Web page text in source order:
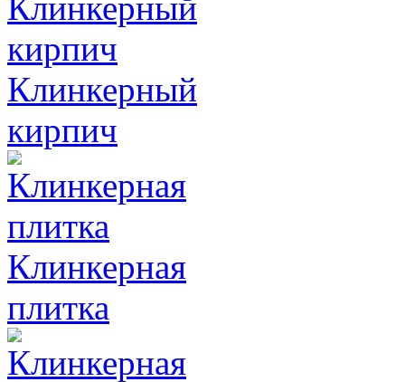
Клинкерный
кирпич
Клинкерная
плитка